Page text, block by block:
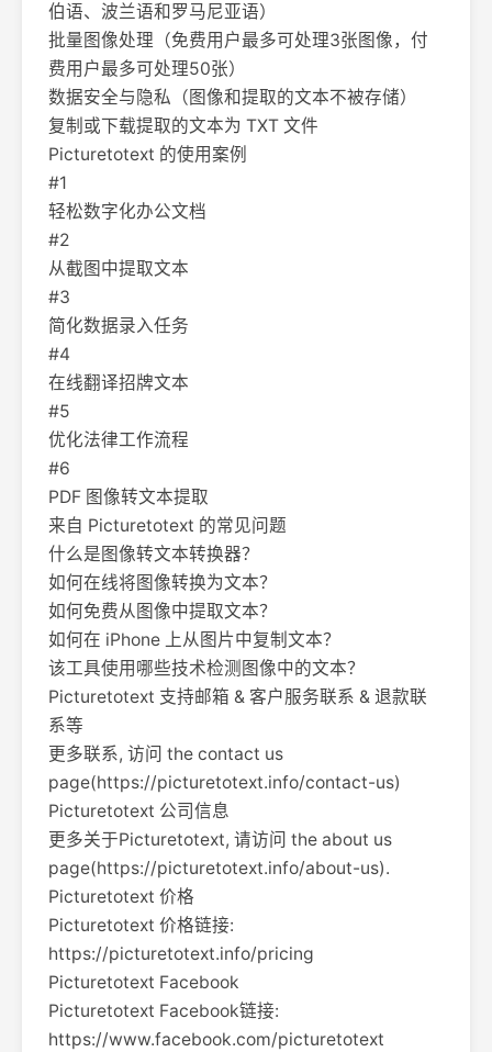
伯语、波兰语和罗马尼亚语）
批量图像处理（免费用户最多可处理3张图像，付
费用户最多可处理50张）
数据安全与隐私（图像和提取的文本不被存储）
复制或下载提取的文本为 TXT 文件
Picturetotext 的使用案例
#1
轻松数字化办公文档
#2
从截图中提取文本
#3
简化数据录入任务
#4
在线翻译招牌文本
#5
优化法律工作流程
#6
PDF 图像转文本提取
来自 Picturetotext 的常见问题
什么是图像转文本转换器？
如何在线将图像转换为文本？
如何免费从图像中提取文本？
如何在 iPhone 上从图片中复制文本？
该工具使用哪些技术检测图像中的文本？
Picturetotext 支持邮箱 & 客户服务联系 & 退款联
系等
更多联系, 访问 the contact us
page(https://picturetotext.info/contact-us)
Picturetotext 公司信息
更多关于Picturetotext, 请访问 the about us
page(https://picturetotext.info/about-us).
Picturetotext 价格
Picturetotext 价格链接:
https://picturetotext.info/pricing
Picturetotext Facebook
Picturetotext Facebook链接:
https://www.facebook.com/picturetotext